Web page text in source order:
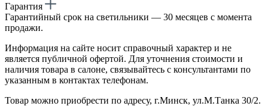
Гарантия
Гарантийный срок на светильники — 30 месяцев с момента
продажи.
Информация на сайте носит справочный характер и не
является публичной офертой. Для уточнения стоимости и
наличия товара в салоне, связывайтесь с консультантами по
указанным в контактах телефонам.
Товар можно приобрести по адресу, г.Минск, ул.М.Танка 30/2.